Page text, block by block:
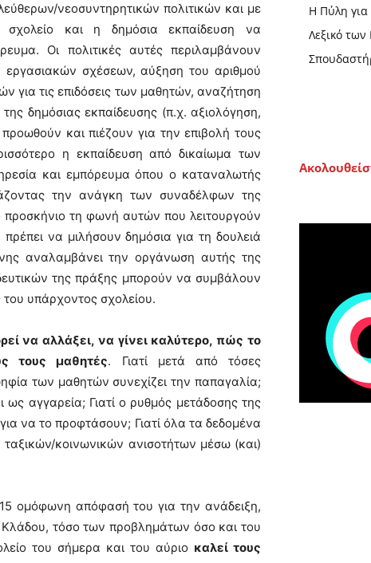
νεοσυντηρητικών πολιτικών και με
σχολείο και η δημόσια εκπαίδευση να
Οι πολιτικές αυτές περιλαμβάνουν
εργασιακών σχέσεων, αύξηση του αριθμού
για τις επιδόσεις των μαθητών, αναζήτηση
δημόσιας εκπαίδευσης (π.χ. αξιολόγηση,
προωθούν και πιέζουν για την επιβολή τους
η εκπαίδευση από δικαίωμα των
και εμπόρευμα όπου ο καταναλωτής
την ανάγκη των συναδέλφων της
προσκήνιο τη φωνή αυτών που λειτουργούν
να μιλήσουν δημόσια για τη δουλειά
αναλαμβάνει την οργάνωση αυτής της
της πράξης μπορούν να συμβάλουν
υπάρχοντος σχολείου.
να αλλάξει, να γίνει καλύτερο, πώς το
τους μαθητές. Γιατί μετά από τόσες
των μαθητών συνεχίζει την παπαγαλία;
ως αγγαρεία; Γιατί ο ρυθμός μετάδοσης της
να το προφτάσουν; Γιατί όλα τα δεδομένα
κοινωνικών ανισοτήτων μέσω (και)
ομόφωνη απόφασή του για την ανάδειξη,
τόσο των προβλημάτων όσο και του
του σήμερα και του αύριο καλεί τους
Η Πύλη για
Λεξικό